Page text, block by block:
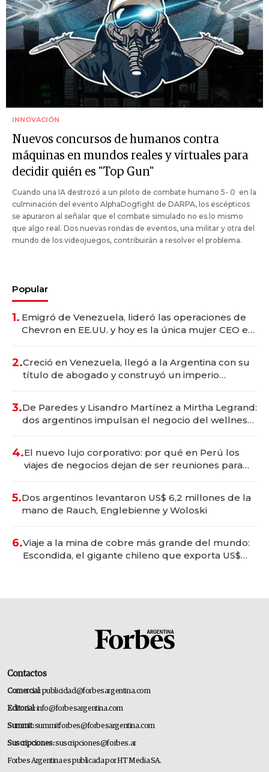
INNOVACIÓN
Nuevos concursos de humanos contra
máquinas en mundos reales y virtuales para
decidir quién es "Top Gun"
Cuando una IA destrozó a un piloto de combate humano 5- 0 en la
culminación del evento AlphaDogfight de DARPA, los escépticos
se apuraron al señalar que el combate simulado no es lo mismo
que algo real. Dos nuevas rondas de eventos, una militar y otra del
mundo de los videojuegos, contribuirán a resolver el problema.
Popular
1. Emigró de Venezuela, lideró las operaciones de
Chevron en EE.UU. y hoy es la única mujer CEO en
2.Creció en Venezuela, llegó a la Argentina con su
título de abogado y construyó un imperio
3.De Paredes y Lisandro Martínez a Mirtha Legrand:
dos argentinos impulsan el negocio del wellness
4.El nuevo lujo corporativo: por qué en Perú los
viajes de negocios dejan de ser reuniones para
5.Dos argentinos levantaron US$ 6,2 millones de la
mano de Rauch, Englebienne y Woloski
6.Viaje a la mina de cobre más grande del mundo:
Escondida, el gigante chileno que exporta US$
Contactos
Comercial:publicidad@forbesargentina.com
Editorial:info@forbesargentina.com
Summit:summitforbes@forbesargentina.com
Suscripciones:suscripciones@forbes.ar
Forbes Argentina es publicada por HT Media SA.